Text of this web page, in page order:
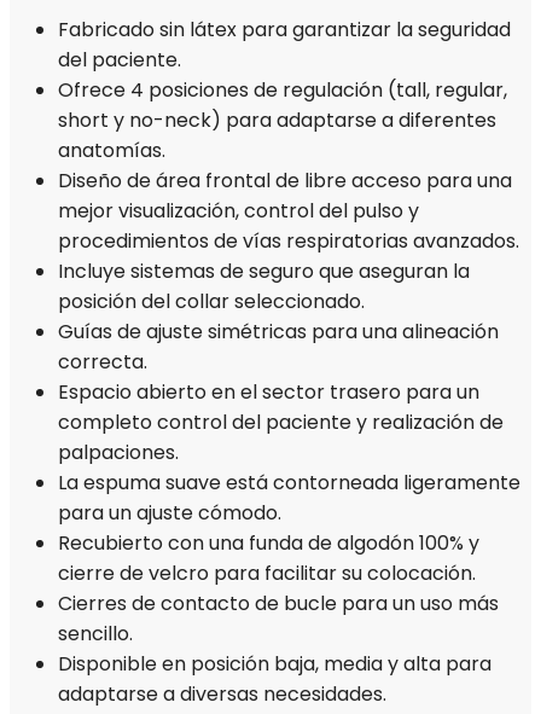
Fabricado sin látex para garantizar la seguridad
del paciente.
Ofrece 4 posiciones de regulación (tall, regular,
short y no-neck) para adaptarse a diferentes
anatomías.
Diseño de área frontal de libre acceso para una
mejor visualización, control del pulso y
procedimientos de vías respiratorias avanzados.
Incluye sistemas de seguro que aseguran la
posición del collar seleccionado.
Guías de ajuste simétricas para una alineación
correcta.
Espacio abierto en el sector trasero para un
completo control del paciente y realización de
palpaciones.
La espuma suave está contorneada ligeramente
para un ajuste cómodo.
Recubierto con una funda de algodón 100% y
cierre de velcro para facilitar su colocación.
Cierres de contacto de bucle para un uso más
sencillo.
Disponible en posición baja, media y alta para
adaptarse a diversas necesidades.